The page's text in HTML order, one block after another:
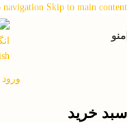
navigation Skip to main content
منو
ورود
سبد خرید